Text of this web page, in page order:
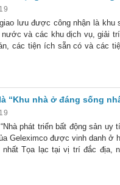
lưu được công nhận là
và các khu dịch vụ, giải
các tiện ích sẵn có và các
“Khu nhà ở đáng sống
phát triển bất động sản
Geleximco được vinh danh ở
nhất Tọa lạc tại vị trí đắc địa,